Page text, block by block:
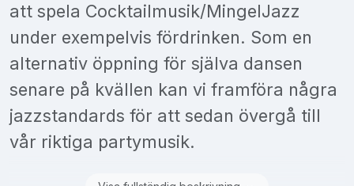
att spela Cocktailmusik/MingelJazz
under exempelvis fördrinken. Som en
alternativ öppning för själva dansen
senare på kvällen kan vi framföra några
jazzstandards för att sedan övergå till
vår riktiga partymusik.